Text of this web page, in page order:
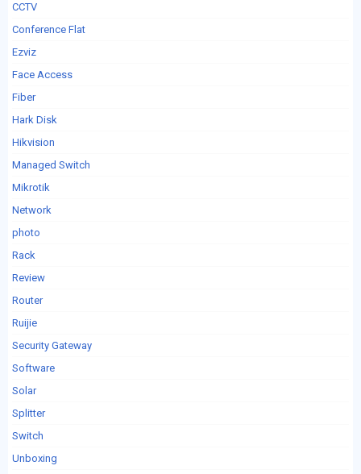
CCTV
Conference Flat
Ezviz
Face Access
Fiber
Hark Disk
Hikvision
Managed Switch
Mikrotik
Network
photo
Rack
Review
Router
Ruijie
Security Gateway
Software
Solar
Splitter
Switch
Unboxing